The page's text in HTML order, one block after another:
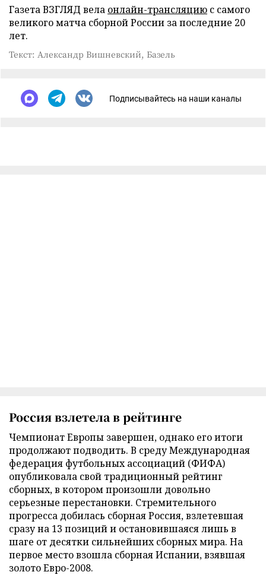
Газета ВЗГЛЯД вела онлайн-трансляцию с самого
великого матча сборной России за последние 20
лет.
Текст: Александр Вишневский, Базель
Подписывайтесь на наши каналы
Россия взлетела в рейтинге
Чемпионат Европы завершен, однако его итоги
продолжают подводить. В среду Международная
федерация футбольных ассоциаций (ФИФА)
опубликовала свой традиционный рейтинг
сборных, в котором произошли довольно
серьезные перестановки. Стремительного
прогресса добилась сборная Россия, взлетевшая
сразу на 13 позиций и остановившаяся лишь в
шаге от десятки сильнейших сборных мира. На
первое место взошла сборная Испании, взявшая
золото Евро-2008.